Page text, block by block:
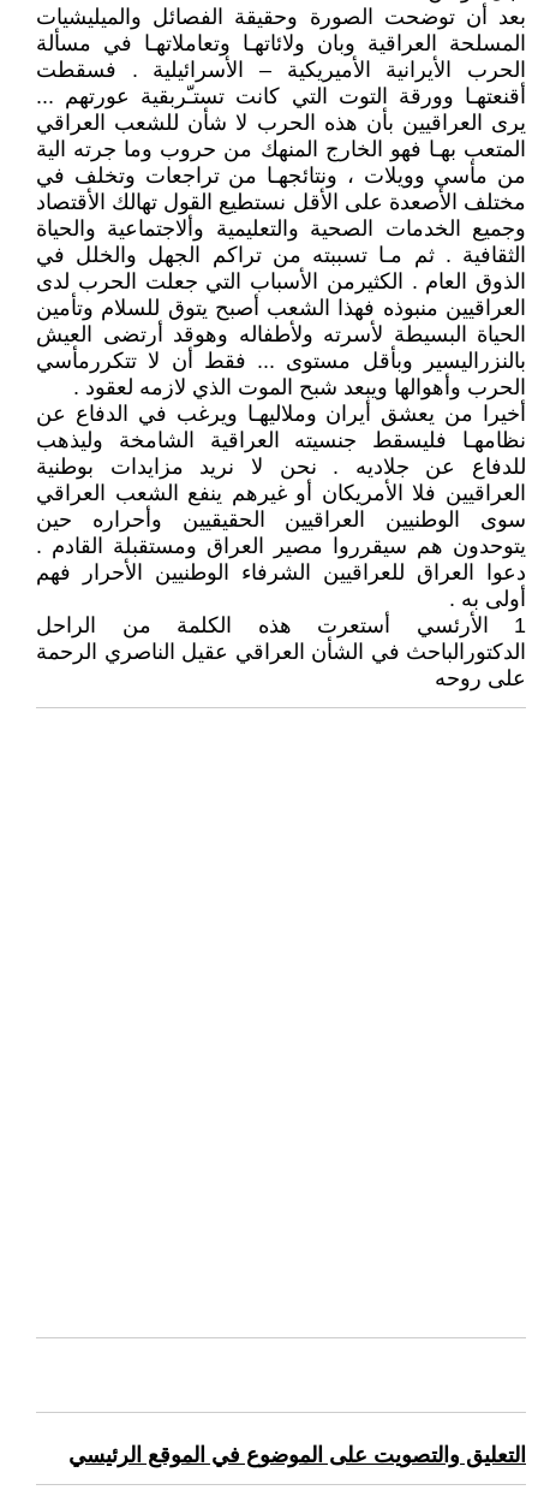
بعد أن توضحت الصورة وحقيقة الفصائل والميليشيات
المسلحة العراقية وبان ولائاتهـا وتعاملاتهـا في مسألة
الحرب الأيرانية الأميريكية – الأسرائيلية . فسقطت
أقنعتهـا وورقة التوت التي كانت تستـّربقية عورتهم ...
يرى العراقيين بأن هذه الحرب لا شأن للشعب العراقي
المتعب بهـا فهو الخارج المنهك من حروب وما جرته الية
من مأسي وويلات ، ونتائجهـا من تراجعات وتخلف في
مختلف الأصعدة على الأقل نستطيع القول تهالك الأقتصاد
وجميع الخدمات الصحية والتعليمية وألاجتماعية والحياة
الثقافية . ثم مـا تسببته من تراكم الجهل والخلل في
الذوق العام . الكثيرمن الأسباب التي جعلت الحرب لدى
العراقيين منبوذه فهذا الشعب أصبح يتوق للسلام وتأمين
الحياة البسيطة لأسرته ولأطفاله وهوقد أرتضى العيش
بالنزراليسير وبأقل مستوى ... فقط أن لا تتكررمأسي
الحرب وأهوالها ويبعد شبح الموت الذي لازمه لعقود .
أخيرا من يعشق أيران وملاليهـا ويرغب في الدفاع عن
نظامهـا فليسقط جنسيته العراقية الشامخة وليذهب
للدفاع عن جلاديه . نحن لا نريد مزايدات بوطنية
العراقيين فلا الأمريكان أو غيرهم ينفع الشعب العراقي
سوى الوطنيين العراقيين الحقيقيين وأحراره حين
يتوحدون هم سيقرروا مصير العراق ومستقبلة القادم .
دعوا العراق للعراقيين الشرفاء الوطنيين الأحرار فهم
أولى به .
1 الأرئسي أستعرت هذه الكلمة من الراحل
الدكتورالباحث في الشأن العراقي عقيل الناصري الرحمة
على روحه
التعليق والتصويت على الموضوع في الموقع الرئيسي